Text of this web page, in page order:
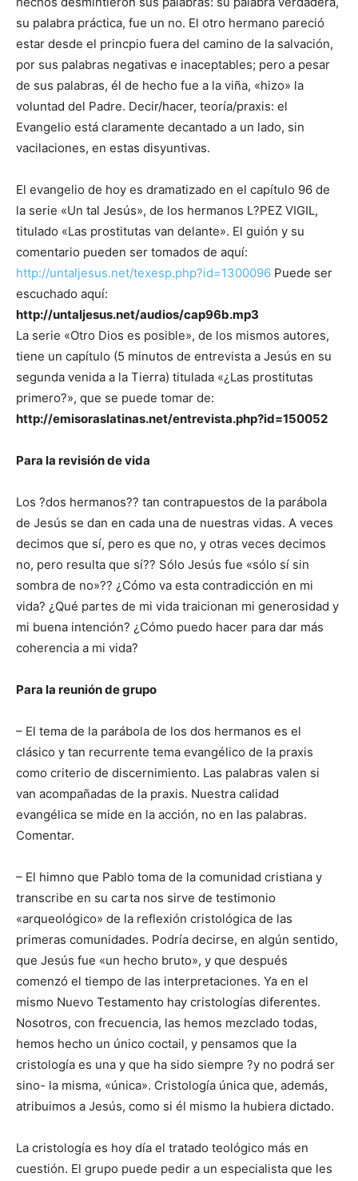
su palabra práctica, fue un no. El otro hermano pareció
estar desde el princpio fuera del camino de la salvación,
por sus palabras negativas e inaceptables; pero a pesar
de sus palabras, él de hecho fue a la viña, «hizo» la
voluntad del Padre. Decir/hacer, teoría/praxis: el
Evangelio está claramente decantado a un lado, sin
vacilaciones, en estas disyuntivas.
El evangelio de hoy es dramatizado en el capítulo 96 de
la serie «Un tal Jesús», de los hermanos L?PEZ VIGIL,
titulado «Las prostitutas van delante». El guión y su
comentario pueden ser tomados de aquí:
http://untaljesus.net/texesp.php?id=1300096 Puede ser
escuchado aquí:
http://untaljesus.net/audios/cap96b.mp3
La serie «Otro Dios es posible», de los mismos autores,
tiene un capítulo (5 minutos de entrevista a Jesús en su
segunda venida a la Tierra) titulada «¿Las prostitutas
primero?», que se puede tomar de:
http://emisoraslatinas.net/entrevista.php?id=150052
Para la revisión de vida
Los ?dos hermanos?? tan contrapuestos de la parábola
de Jesús se dan en cada una de nuestras vidas. A veces
decimos que sí, pero es que no, y otras veces decimos
no, pero resulta que sí?? Sólo Jesús fue «sólo sí sin
sombra de no»?? ¿Cómo va esta contradicción en mi
vida? ¿Qué partes de mi vida traicionan mi generosidad y
mi buena intención? ¿Cómo puedo hacer para dar más
coherencia a mi vida?
Para la reunión de grupo
– El tema de la parábola de los dos hermanos es el
clásico y tan recurrente tema evangélico de la praxis
como criterio de discernimiento. Las palabras valen si
van acompañadas de la praxis. Nuestra calidad
evangélica se mide en la acción, no en las palabras.
Comentar.
– El himno que Pablo toma de la comunidad cristiana y
transcribe en su carta nos sirve de testimonio
«arqueológico» de la reflexión cristológica de las
primeras comunidades. Podría decirse, en algún sentido,
que Jesús fue «un hecho bruto», y que después
comenzó el tiempo de las interpretaciones. Ya en el
mismo Nuevo Testamento hay cristologías diferentes.
Nosotros, con frecuencia, las hemos mezclado todas,
hemos hecho un único coctail, y pensamos que la
cristología es una y que ha sido siempre ?y no podrá ser
sino- la misma, «única». Cristología única que, además,
atribuimos a Jesús, como si él mismo la hubiera dictado.
La cristología es hoy día el tratado teológico más en
cuestión. El grupo puede pedir a un especialista que les